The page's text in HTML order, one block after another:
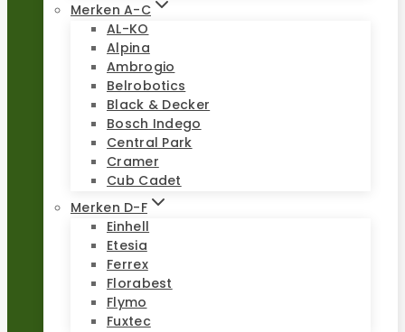
Merken A-C
AL-KO
Alpina
Ambrogio
Belrobotics
Black & Decker
Bosch Indego
Central Park
Cramer
Cub Cadet
Merken D-F
Einhell
Etesia
Ferrex
Florabest
Flymo
Fuxtec